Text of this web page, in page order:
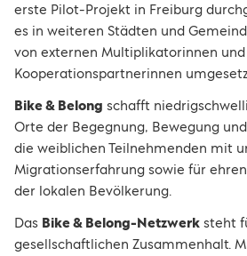
erste Pilot-Projekt in Freiburg
es in weiteren Städten und
von externen Multiplikatorinnen und
Kooperationspartnerinnen
Bike & Belong schafft
Orte der Begegnung, Bewegung
die weiblichen Teilnehmenden mit
Migrationserfahrung sowie für
der lokalen Bevölkerung.
Das Bike & Belong-Netzwerk steht
gesellschaftlichen Zusammenhalt.